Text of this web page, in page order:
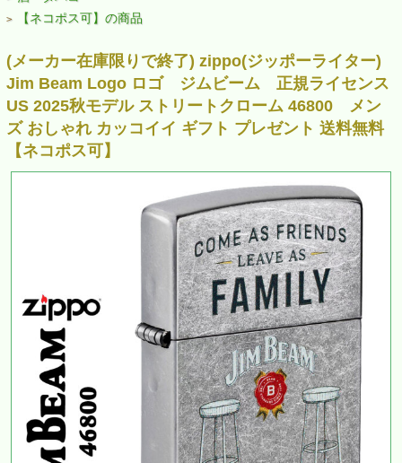
> 【ネコポス可】の商品
(メーカー在庫限りで終了) zippo(ジッポーライター)
Jim Beam Logo ロゴ ジムビーム 正規ライセンス
US 2025秋モデル ストリートクローム 46800 メン
ズ おしゃれ カッコイイ ギフト プレゼント 送料無料
【ネコポス可】